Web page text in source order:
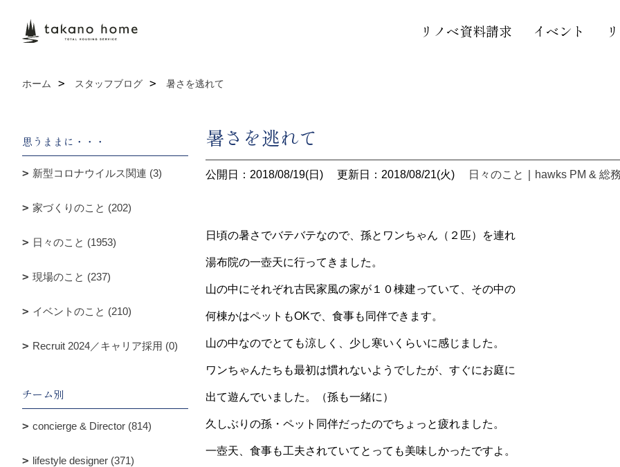
リノベ資料請求 イベント
ホーム スタッフブログ 暑さを逃れて
暑さを逃れて
公開日：2018/08/19(日) 更新日：2018/08/21(火) 日々のこと hawks PM & 総
日頃の暑さでバテバテなので、孫とワンちゃん（２匹）を連れ
湯布院の一壺天に行ってきました。
山の中にそれぞれ古民家風の家が１０棟建っていて、その中の
何棟かはペットもOKで、食事も同伴できます。
山の中なのでとても涼しく、少し寒いくらいに感じました。
ワンちゃんたちも最初は慣れないようでしたが、すぐにお庭に
出て遊んでいました。（孫も一緒に）
久しぶりの孫・ペット同伴だったのでちょっと疲れました。
一壺天、食事も工夫されていてとっても美味しかったですよ。
思うままに・・・
新型コロナウイルス関連 (3)
家づくりのこと (202)
日々のこと (1953)
現場のこと (237)
イベントのこと (210)
Recruit 2024／キャリア採用 (0)
チーム別
concierge & Director (814)
lifestyle designer (371)